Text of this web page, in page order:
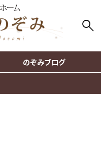
のぞみブログ